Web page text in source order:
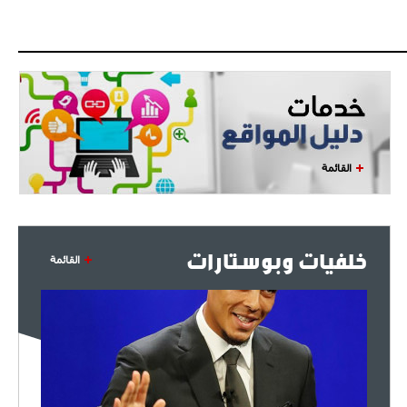
14:42
- 2021/07/27
أوهارا: "محرز، فودن ودي بروين..
ثلاثي من نار"
18:30
- 2021/07/25
لوكاتيلي يؤكد نيته في الانتقال إلى
جوفنتوس عبر تويتر!
وقدوم الإيطالي يقترب
القائمة
خلفيات وبوستارات القائمة